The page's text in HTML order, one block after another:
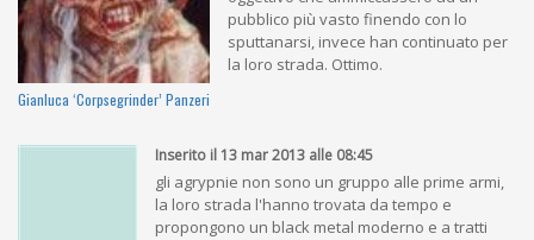
Gianluca ‘Corpsegrinder’ Panzeri
pubblico più vasto finendo con lo
sputtanarsi, invece han continuato per
la loro strada. Ottimo.
Inserito il 13 mar 2013 alle 08:45
gli agrypnie non sono un gruppo alle prime armi,
la loro strada l'hanno trovata da tempo e
propongono un black metal moderno e a tratti